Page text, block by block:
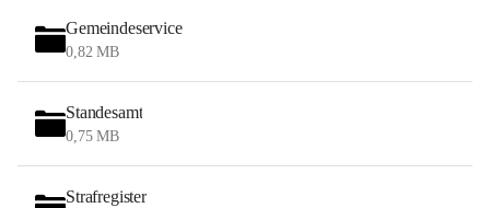
Gemeindeservice
0,82 MB
Standesamt
0,75 MB
Strafregister